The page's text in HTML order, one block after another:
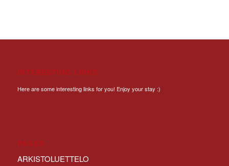
INTERESTING LINKS
Here are some interesting links for you! Enjoy your stay :)
PAGES
ARKISTOLUETTELO